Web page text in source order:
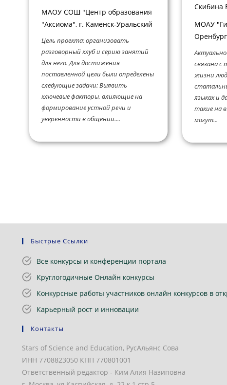
МАОУ СОШ "Центр образования
"Аксиома", г. Каменск-Уральский
Цель проекта: организовать
разговорный клуб и серию занятий
для него. Для достижения
поставленной цели были определены
следующие задачи: Выявить
ключевые факторы, влияющие на
формирование устной речи и
уверенности в общении....
Скибина
МОАУ
Оренбург
связана с
жизни
языках и
такие на
могут...
Быстрые Ссылки
Все конкурсы и конференции портала
Круглогодичные Онлайн конкурсы
Конкурсные работы участников онлайн конкурсов в
Карьерный рост и инновации
Контакты
Stars of Science and Education, РусАльянс Сова
ИНН 7708823050 КПП 770801001
Ответственный редактор - Ким Алия Назиповна